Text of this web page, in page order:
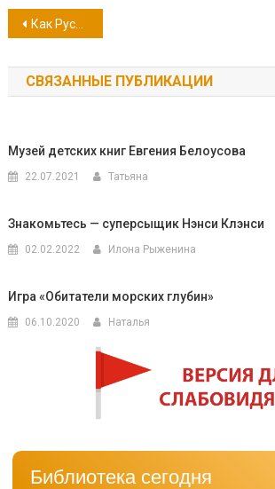
Навигация
по
записям
Как Русь освободилась от многолетней зависимости от монголо-татар
СВЯЗАННЫЕ ПУБЛИКАЦИИ
Музей детских книг Евгения Белоусова
22.07.2021 Татьяна
Знакомьтесь — суперсыщик Нэнси Клэнси
02.02.2022 Илона Рыженина
Игра «Обитатели морских глубин»
06.10.2020 Наталья
Библиотека сегодня